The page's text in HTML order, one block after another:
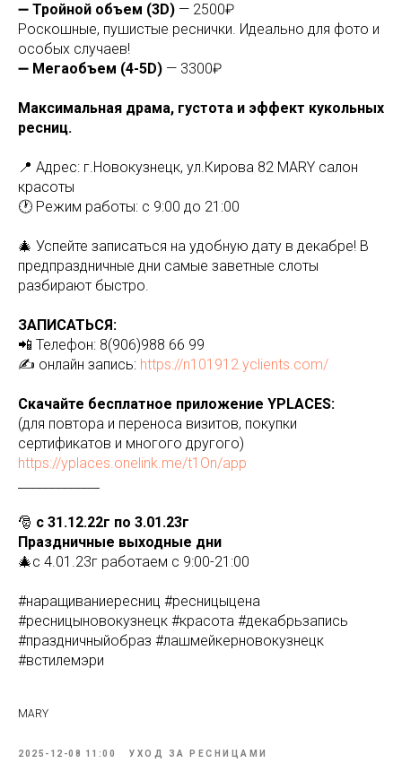
➖ Тройной объем (3D) — 2500₽
Роскошные, пушистые реснички. Идеально для фото и
особых случаев!
➖ Мегаобъем (4-5D) — 3300₽
Максимальная драма, густота и эффект кукольных
ресниц.
📍 Адрес: г.Новокузнецк, ул.Кирова 82 MARY салон
красоты
🕐 Режим работы: с 9:00 до 21:00
🎄 Успейте записаться на удобную дату в декабре! В
предпраздничные дни самые заветные слоты
разбирают быстро.
ЗАПИСАТЬСЯ:
📲 Телефон: 8(906)988 66 99
✍️ онлайн запись: https://n101912.yclients.com/
Скачайте бесплатное приложение YPLACES:
(для повтора и переноса визитов, покупки
сертификатов и многого другого)
https://yplaces.onelink.me/t1On/app
🎅 с 31.12.22г по 3.01.23г
Праздничные выходные дни
🎄с 4.01.23г работаем с 9:00-21:00
#наращиваниересниц #ресницыцена
#ресницыновокузнецк #красота #декабрьзапись
#праздничныйобраз #лашмейкерновокузнецк
#встилемэри
MARY
2025-12-08 11:00 УХОД ЗА РЕСНИЦАМИ